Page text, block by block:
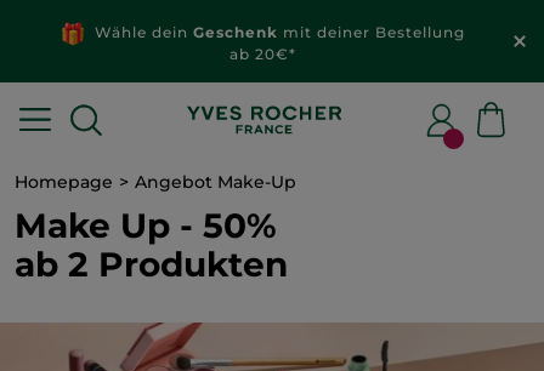
Wähle dein Geschenk mit deiner Bestellung
ab 20€*
Homepage Angebot Make-Up
Make Up - 50%
ab 2 Produkten